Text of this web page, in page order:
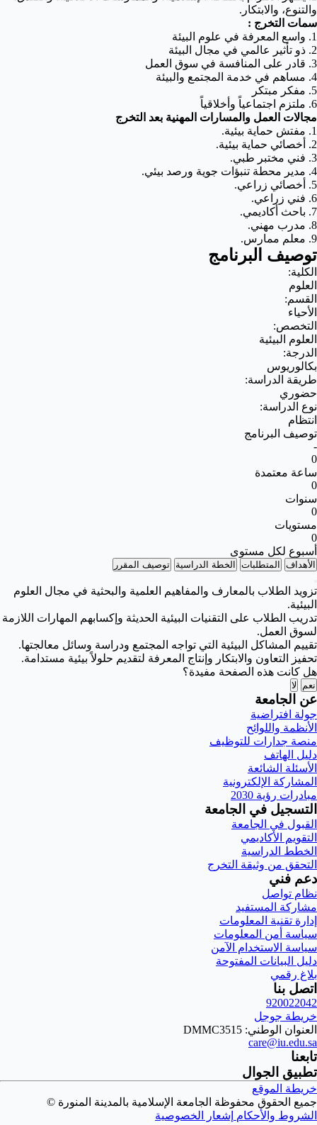
والتنوع، والابتكار.
سمات التخرج :
1. واسع المعرفة في علوم البيئة
2. ذو تأثير عالمي في مجال البيئة
3. قادر على المنافسة في سوق العمل
4. مساهم في خدمة المجتمع والبيئة
5. مفكر مبتكر
6. ملتزم اجتماعياً وأخلاقياً
مجالات العمل والمسارات المهنية بعد التخرج
1. مفتش حماية بيئية.
2. أخصائي حماية بيئية.
3. فني مختبر طبي.
4. مدير محطة تنبؤات جوية ورصد بيئي.
5. أخصائي زراعي.
6. فني زراعي.
7. باحث أكاديمي.
8. مدرب مهني.
9. معلم ممارس.
توصيف البرنامج
الكلية:
العلوم
القسم:
الأحياء
التخصص:
العلوم البيئية
الدرجة:
بكالوريوس
طريقة الدراسة:
حضوري
نوع الدراسة:
انتظام
توصيف البرنامج
-
0
ساعة معتمدة
0
سنوات
0
مستويات
0
أسبوع لكل مستوى
الأهداف المتطلبات الخطة الدراسية توصيف المقرر
تزويد الطلاب بالمعارف والمفاهيم العلمية والبحثية في مجال العلوم
البيئية.
تدريب الطلاب على التقنيات البيئية الحديثة وإكسابهم المهارات اللازمة
لسوق العمل.
تقييم المشاكل البيئية التي تواجه المجتمع ودراسة وسائل معالجتها.
تحفيز التعاون والابتكار وإنتاج المعرفة لتقديم حلولاً بيئية مستدامة.
هل كانت هذه الصفحة مفيدة؟
نعم لا
عن الجامعة
جولة افتراضية
الأنظمة واللوائح
منصة جدارات للتوظيف
دليل الهاتف
الأسئلة الشائعة
المشاركة الإلكترونية
مبادرات رؤية 2030
التسجيل في الجامعة
القبول في الجامعة
التقويم الأكاديمي
الخطط الدراسية
التحقق من وثيقة التخرج
دعم فني
نظام تواصل
مشاركة المستفيد
إدارة تقنية المعلومات
سياسة أمن المعلومات
سياسة الاستخدام الآمن
دليل البيانات المفتوحة
بلاغ رقمي
اتصل بنا
920022042
خريطة جوجل
العنوان الوطني: DMMC3515
care@iu.edu.sa
تابعنا
تطبيق الجوال
خريطة الموقع
جميع الحقوق محفوظة الجامعة الإسلامية بالمدينة المنورة ©
الشروط والأحكام إشعار الخصوصية